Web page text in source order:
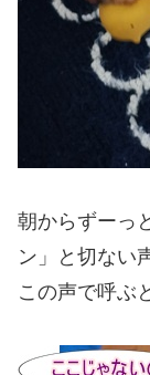
朝からずーっ
ン」と切ない
この声で呼ぶ